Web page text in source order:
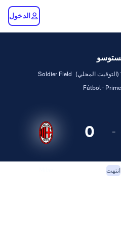
الدخول
Soldier Field
Fútbol ·
-
0
انتهت